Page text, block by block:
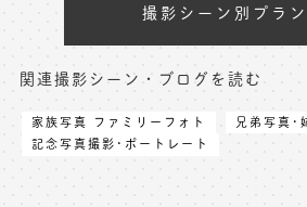
撮影シーン別プラ
関連撮影シーン・ブログを読む
家族写真 ファミリーフォト
兄弟写真･
記念写真撮影･ポートレート